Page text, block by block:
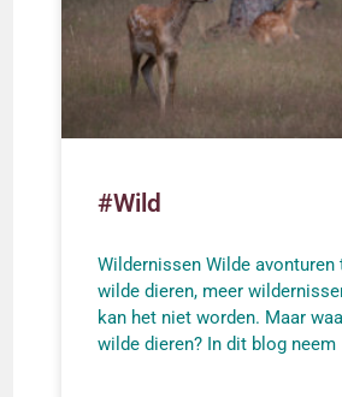
#Wild
Wildernissen Wilde avonturen
wilde dieren, meer
kan het niet worden. Maar
wilde dieren? In dit blog neem